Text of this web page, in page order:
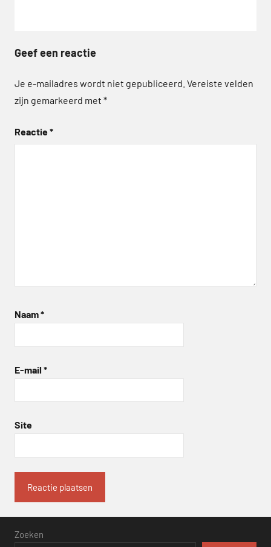
Geef een reactie
Je e-mailadres wordt niet gepubliceerd. Vereiste velden
zijn gemarkeerd met *
Reactie*
Naam*
E-mail *
Site
Zoeken